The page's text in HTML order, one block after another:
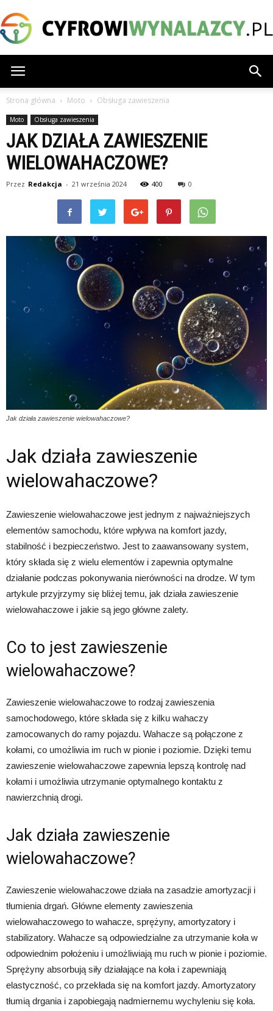
Strona główna Moto Obsługa zawieszenia
Moto Obsługa zawieszenia
JAK DZIAŁA ZAWIESZENIE
WIELOWAHACZOWE?
Przez Redakcja - 21 września 2024 400 0
Jak działa zawieszenie wielowahaczowe?
Jak działa zawieszenie
wielowahaczowe?
Zawieszenie wielowahaczowe jest jednym z najważniejszych
elementów samochodu, które wpływa na komfort jazdy,
stabilność i bezpieczeństwo. Jest to zaawansowany system,
który składa się z wielu elementów i zapewnia optymalne
działanie podczas pokonywania nierówności na drodze. W tym
artykule przyjrzymy się bliżej temu, jak działa zawieszenie
wielowahaczowe i jakie są jego główne zalety.
Co to jest zawieszenie
wielowahaczowe?
Zawieszenie wielowahaczowe to rodzaj zawieszenia
samochodowego, które składa się z kilku wahaczy
zamocowanych do ramy pojazdu. Wahacze są połączone z
kołami, co umożliwia im ruch w pionie i poziomie. Dzięki temu
zawieszenie wielowahaczowe zapewnia lepszą kontrolę nad
kołami i umożliwia utrzymanie optymalnego kontaktu z
nawierzchnią drogi.
Jak działa zawieszenie
wielowahaczowe?
Zawieszenie wielowahaczowe działa na zasadzie amortyzacji i
tłumienia drgań. Główne elementy zawieszenia
wielowahaczowego to wahacze, sprężyny, amortyzatory i
stabilizatory. Wahacze są odpowiedzialne za utrzymanie koła w
odpowiednim położeniu i umożliwiają mu ruch w pionie i poziomie.
Sprężyny absorbują siły działające na koła i zapewniają
elastyczność, co przekłada się na komfort jazdy. Amortyzatory
tłumią drgania i zapobiegają nadmiernemu wychyleniu się koła.